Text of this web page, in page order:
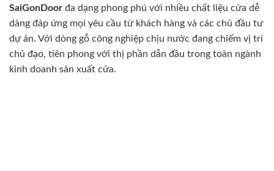
SaiGonDoor đa dạng phong phú với nhiều chất liệu cửa dễ
dàng đáp ứng mọi yêu cầu từ khách hàng và các chủ đầu tư
dự án. Với dòng gỗ công nghiệp chịu nước đang chiếm vị trí
chủ đạo, tiên phong với thị phần dẫn đầu trong toàn ngành
kinh doanh sản xuất cửa.